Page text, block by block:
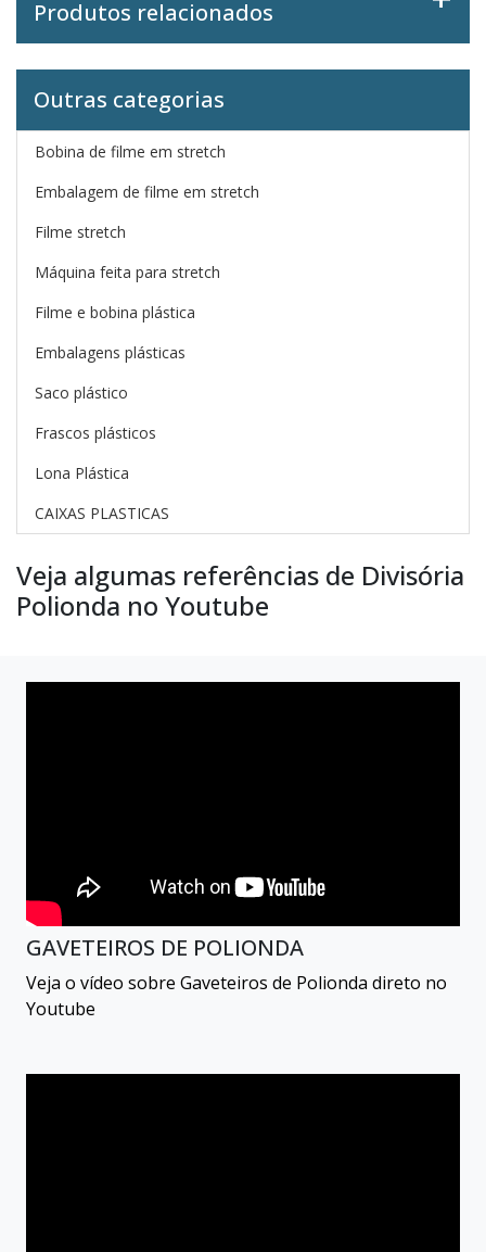
Produtos relacionados
Outras categorias
Bobina de filme em stretch
Embalagem de filme em stretch
Filme stretch
Máquina feita para stretch
Filme e bobina plástica
Embalagens plásticas
Saco plástico
Frascos plásticos
Lona Plástica
CAIXAS PLASTICAS
Veja algumas referências de Divisória
Polionda no Youtube
GAVETEIROS DE POLIONDA
Veja o vídeo sobre Gaveteiros de Polionda direto no
Youtube